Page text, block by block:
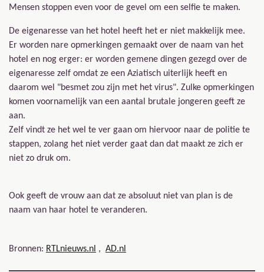
Mensen stoppen even voor de gevel om een selfie te maken.
De eigenaresse van het hotel heeft het er niet makkelijk mee.
Er worden nare opmerkingen gemaakt over de naam van het
hotel en nog erger: er worden gemene dingen gezegd over de
eigenaresse zelf omdat ze een Aziatisch uiterlijk heeft en
daarom wel "besmet zou zijn met het virus". Zulke opmerkingen
komen voornamelijk van een aantal brutale jongeren geeft ze
aan.
Zelf vindt ze het wel te ver gaan om hiervoor naar de politie te
stappen, zolang het niet verder gaat dan dat maakt ze zich er
niet zo druk om.
Ook geeft de vrouw aan dat ze absoluut niet van plan is de
naam van haar hotel te veranderen.
Bronnen: RTLnieuws.nl , AD.nl